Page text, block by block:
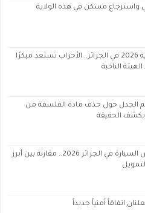
واسترجاع مسكن في هذه الولاية
الانتخابات المحلية 2026 في الجزائر.. الأحزاب تستعد مبكرًا
الناخبة
الجدل حول حذف مادة الفلسفة من
ويكشف الحقيقة
أفضل بنك لقرض السيارة في الجزائر 2026.. مقارنة بين أبرز
اتفاقاً أمنياً جديداً